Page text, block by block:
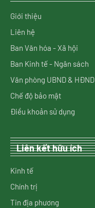
Giới thiệu
Liên hệ
Ban Văn hóa - Xã hội
Ban Kinh tế - Ngân sách
Văn phòng UBND & HĐND
Chế độ bảo mật
Điều khoản sử dụng
Liên kết hữu ích
Kinh tế
Chính trị
Tin địa phương